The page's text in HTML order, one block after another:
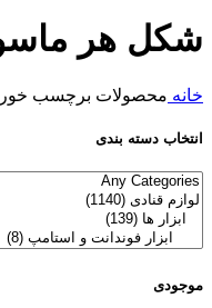
شکل هر
خانه محصولات برچسب
انتخاب دسته بندی
موجودی